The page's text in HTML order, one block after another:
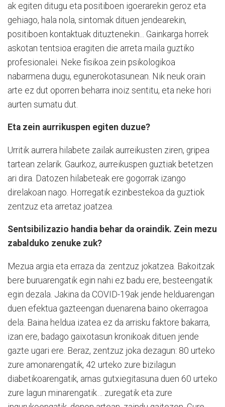
ak egiten ditugu eta positiboen igoerarekin geroz eta
gehiago, hala nola, sintomak dituen jendearekin,
positiboen kontaktuak dituztenekin... Gainkarga horrek
askotan tentsioa eragiten die arreta maila guztiko
profesionalei. Neke fisikoa zein psikologikoa
nabarmena dugu, egunerokotasunean. Nik neuk orain
arte ez dut oporren beharra inoiz sentitu, eta neke hori
aurten sumatu dut.
Eta zein aurrikuspen egiten duzue?
Urritik aurrera hilabete zailak aurreikusten ziren, gripea
tartean zelarik. Gaurkoz, aurreikuspen guztiak betetzen
ari dira. Datozen hilabeteak ere gogorrak izango
direlakoan nago. Horregatik ezinbestekoa da guztiok
zentzuz eta arretaz joatzea.
Sentsibilizazio handia behar da oraindik. Zein mezu
zabalduko zenuke zuk?
Mezua argia eta erraza da: zentzuz jokatzea. Bakoitzak
bere buruarengatik egin nahi ez badu ere, besteengatik
egin dezala. Jakina da COVID-19ak jende helduarengan
duen efektua gazteengan duenarena baino okerragoa
dela. Baina heldua izatea ez da arrisku faktore bakarra,
izan ere, badago gaixotasun kronikoak dituen jende
gazte ugari ere. Beraz, zentzuz joka dezagun: 80 urteko
zure amonarengatik, 42 urteko zure bizilagun
diabetikoarengatik, arnas gutxiegitasuna duen 60 urteko
zure lagun minarengatik… zuregatik eta zure